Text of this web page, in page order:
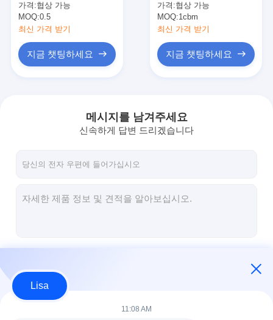
스)
가격:협상 가능
MOQ:0.5
최신 가격 받기
지금 챗팅하세요
가격:협상 가능
MOQ:1cbm
최신 가격 받기
지금 챗팅하세요
메시지를 남겨주세요
신속하게 답변 드리겠습니다
Lisa
11:08 AM